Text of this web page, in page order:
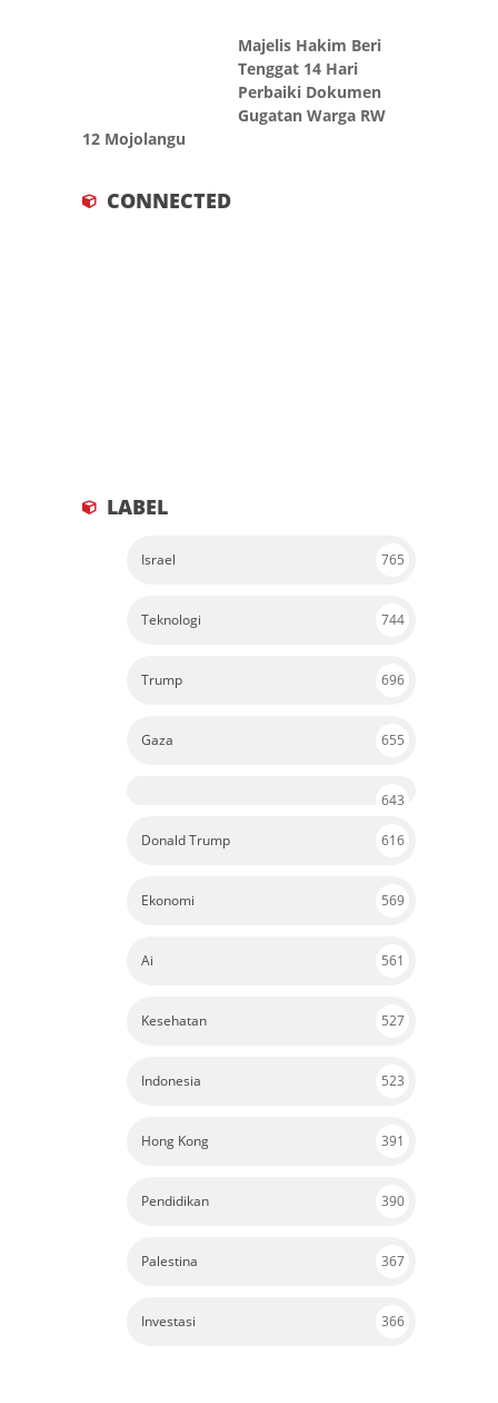
Majelis Hakim Beri
Tenggat 14 Hari
Perbaiki Dokumen
Gugatan Warga RW
12 Mojolangu
CONNECTED
LABEL
Israel 765
Teknologi 744
Trump 696
Gaza 655
643
Donald Trump 616
Ekonomi 569
Ai 561
Kesehatan 527
Indonesia 523
Hong Kong 391
Pendidikan 390
Palestina 367
Investasi 366